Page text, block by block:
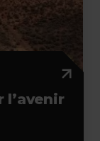
l’avenir